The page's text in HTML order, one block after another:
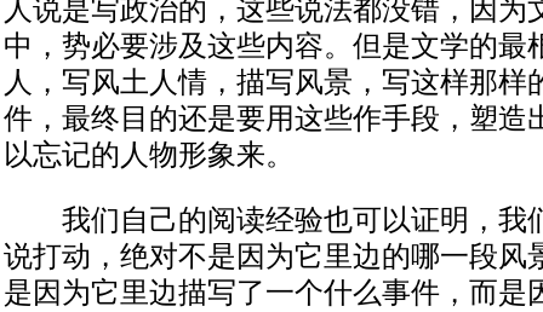
人说是写政治的，这些说法都没错，因为
中，势必要涉及这些内容。但是文学的最
人，写风土人情，描写风景，写这样那样
件，最终目的还是要用这些作手段，塑造
以忘记的人物形象来。
我们自己的阅读经验也可以证明，我
说打动，绝对不是因为它里边的哪一段风
是因为它里边描写了一个什么事件，而是